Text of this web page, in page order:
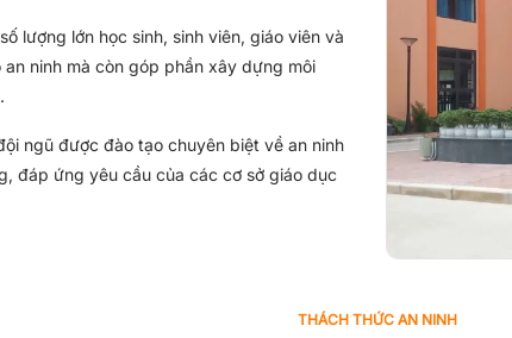
lượng lớn học sinh, sinh viên, giáo viên và
ninh mà còn góp phần xây dựng môi
ngũ được đào tạo chuyên biệt về an ninh
đáp ứng yêu cầu của các cơ sở giáo dục
THÁCH THỨC AN NINH